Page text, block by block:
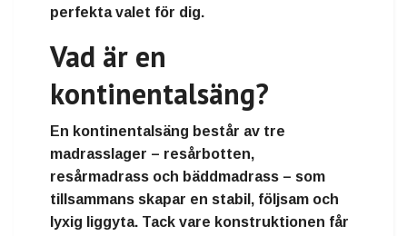
perfekta valet för dig.
Vad är en
kontinentalsäng?
En kontinentalsäng består av tre
madrasslager – resårbotten,
resårmadrass och bäddmadrass – som
tillsammans skapar en stabil, följsam och
lyxig liggyta. Tack vare konstruktionen får